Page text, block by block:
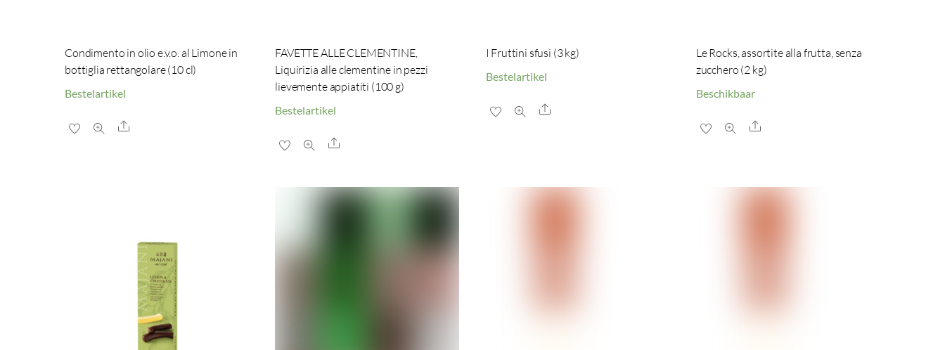
Condimento in olio e.v.o. al Limone in
bottiglia rettangolare (10 cl)
Bestelartikel
Share
FAVETTE ALLE CLEMENTINE,
Liquirizia alle clementine in pezzi
lievemente appiatiti (100 g)
Bestelartikel
Share
I Fruttini sfusi (3 kg)
Bestelartikel
Share
Le Rocks, assortite alla frutta, senza
zucchero (2 kg)
Beschikbaar
Share